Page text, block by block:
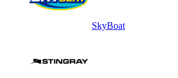
SkyBoat